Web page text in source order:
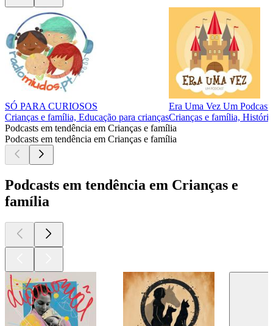
SÓ PARA CURIOSOS
Crianças e família, Educação para crianças
Era Uma Vez Um Podcast
Crianças e família,
Podcasts em tendência em Crianças e família
Podcasts em tendência em Crianças e família
Podcasts em tendência em Crianças e
família